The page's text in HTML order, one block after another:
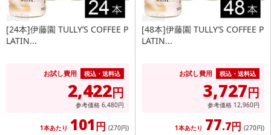
[24本]伊藤園 TULLY’S COFFEE P
LATIN...
お試し費用 税込・送料込
2,422円
参考価格 6,480円
1本あたり 101円 (270円)
[48本]伊藤園 TULLY’S COFFEE P
LATIN...
お試し費用 税込・送料込
3,727円
参考価格 12,960円
1本あたり 77.7円 (270円)